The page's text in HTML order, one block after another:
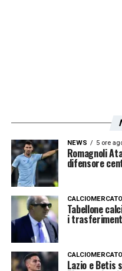
negli ultimi 25 anni
presidente. Quando
hanno avuto un
perché
calcio come tifosi-
presidenti-tifosi. Io
dover coltivare quei
nata nel 1900 e che
NEWS 5 ore
Romagnoli
difensore
CALCIOMERCATO
Tabellone
i
CALCIOMERCATO
Lazio e Betis